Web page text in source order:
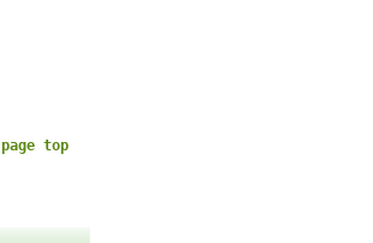
page top